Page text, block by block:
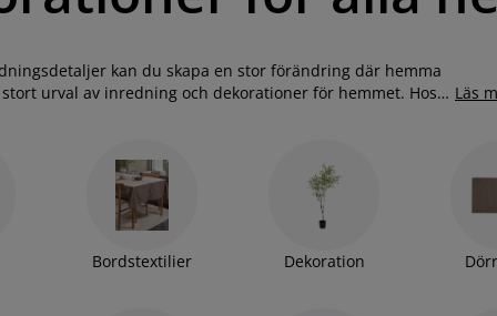
kan du skapa en stor förändring där hemma
urval av inredning och dekorationer för hemmet. Hos
Köp dina favoriter online på JYSK.se eller besök
Läs
Bordstextilier Dekoration